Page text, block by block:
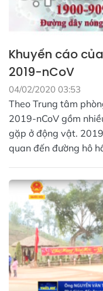
Khuyến cáo
2019-nCoV
04/02/2020 03:53
Theo Trung tâm
2019-nCoV gồm
gặp ở động vật.
quan đến đường hô